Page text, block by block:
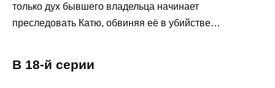
только дух бывшего владельца начинает
преследовать Катю, обвиняя её в убийстве…
В 18-й серии